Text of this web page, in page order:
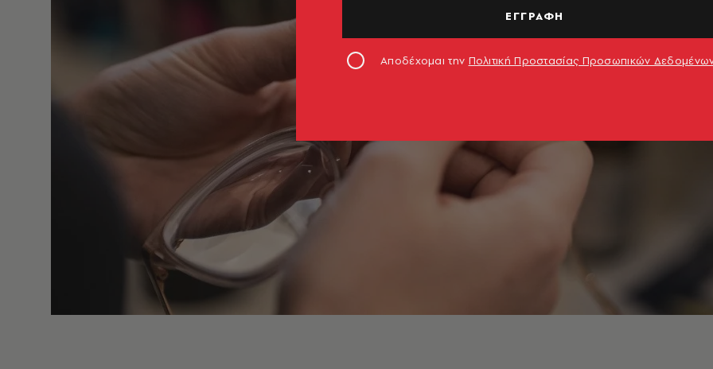
ΕΓΓΡΑΦΗ
Αποδέχομαι την Πολιτική Προστασίας Προσωπικών